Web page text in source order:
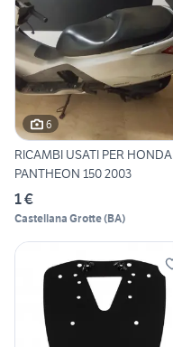
6
RICAMBI USATI PER HONDA
PANTHEON 150 2003
1 €
Castellana Grotte(BA)